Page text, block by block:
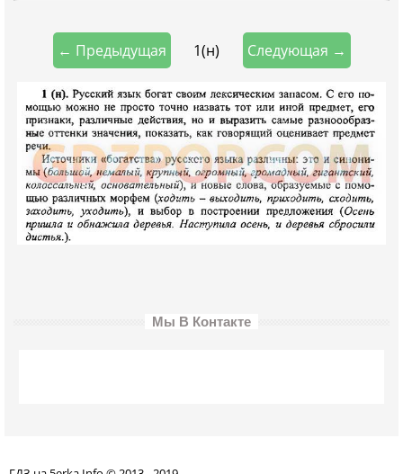
← Предыдущая 1(н) Следующая →
Мы В Контакте